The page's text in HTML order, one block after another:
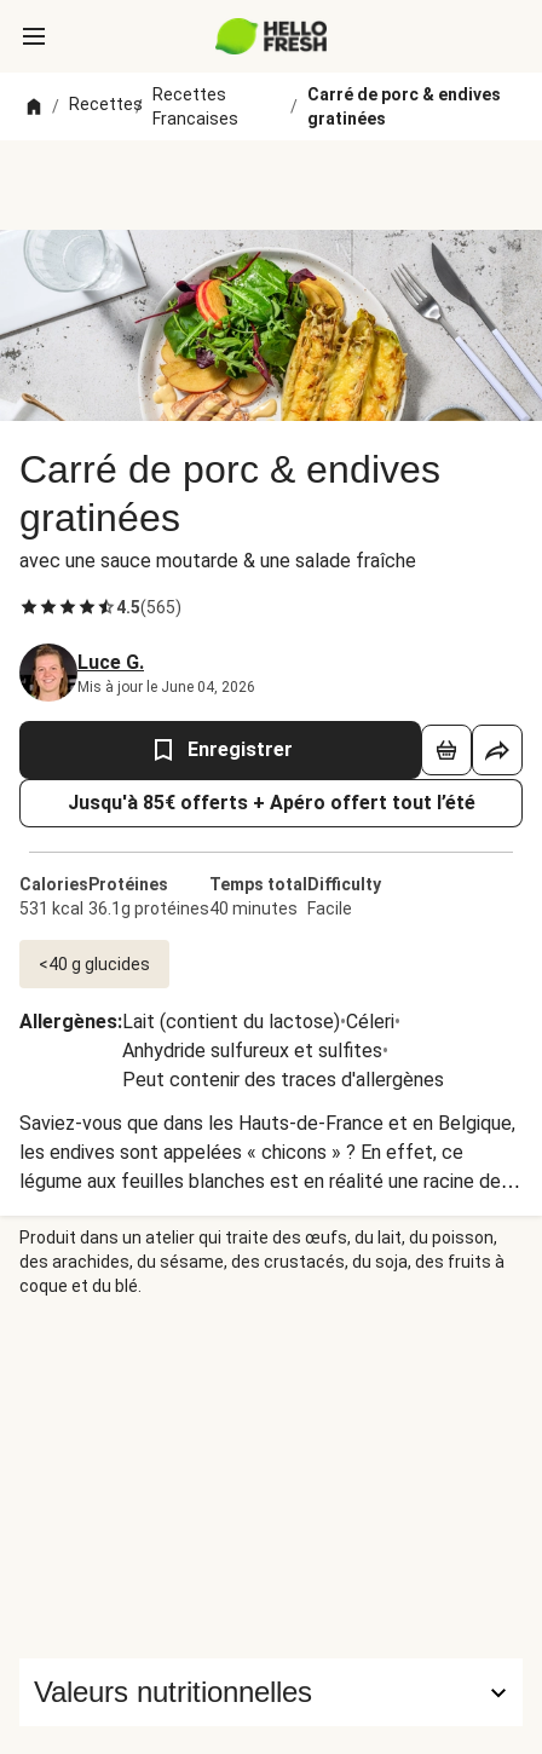
/ Recettes
/
Recettes
Francaises
/
Carré de porc & endives
gratinées
Carré de porc & endives
gratinées
avec une sauce moutarde & une salade fraîche
4.5(565)
Luce G.
Mis à jour le June 04, 2026
Enregistrer
Jusqu'à 85€ offerts + Apéro offert tout l’été
Calories
531 kcal
Protéines
36.1g protéines
Temps total
40 minutes
Difficulty
Facile
<40 g glucides
Allergènes:Lait (contient du lactose)•Céleri•
Anhydride sulfureux et sulfites•
Peut contenir des traces d'allergènes
Saviez-vous que dans les Hauts-de-France et en Belgique,
les endives sont appelées « chicons » ? En effet, ce
légume aux feuilles blanches est en réalité une racine de «
chicorée », ce qui lui a inspiré son nom d’origine. Ensuite, le
« chicon » s’est exporté jusqu’au marché parisien, où il a
pris son nom d’ « endive » par erreur !
Produit dans un atelier qui traite des œufs, du lait, du poisson,
des arachides, du sésame, des crustacés, du soja, des fruits à
coque et du blé.
Valeurs nutritionnelles